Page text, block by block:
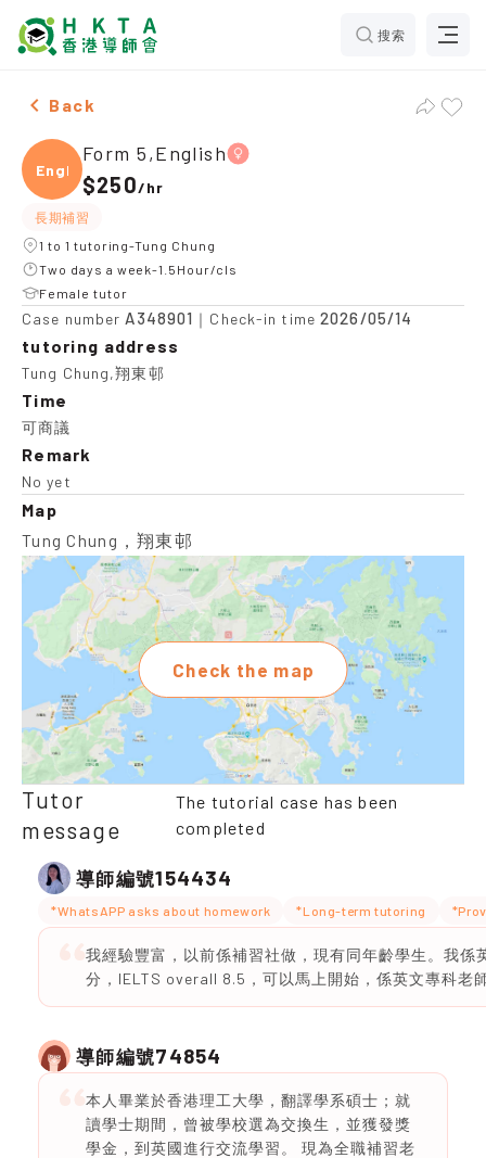
搜索
Female Form 5,English，Tung Chung Tuition
Back
Engli
Form 5,English
$250/hr
長期補習
1 to 1 tutoring-Tung Chung
Two days a week-1.5Hour/cls
Female tutor
Case number A348901 ｜Check-in time2026/05/14
tutoring address
Tung Chung,翔東邨
Time
可商議
Remark
No yet
Map
Tung Chung，翔東邨
Check the map
Tutor
message
The tutorial case has been
completed
導師編號154434
*WhatsAPP asks about homework *Long-term tutoring
我經驗豐富，以前係補習社做，現有同年齡學生。我係
分，IELTS overall 8.5，可以馬上開始，係英文專科老
導師編號74854
本人畢業於香港理工大學，翻譯學系碩士；就
讀學士期間，曾被學校選為交換生，並獲發獎
學金，到英國進行交流學習。 現為全職補習老